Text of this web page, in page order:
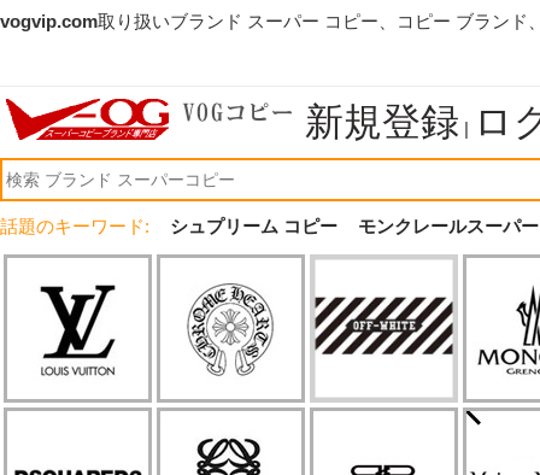
vogvip.com取り扱いブランド スーパー コピー、コピー ブランド
新規登録 | ロ
話題のキーワード: シュプリーム コピー モンクレールスーパ